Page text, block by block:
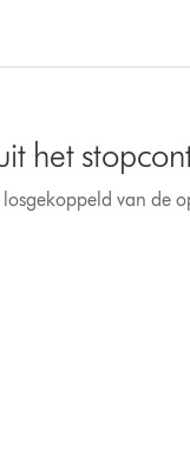
het
van de